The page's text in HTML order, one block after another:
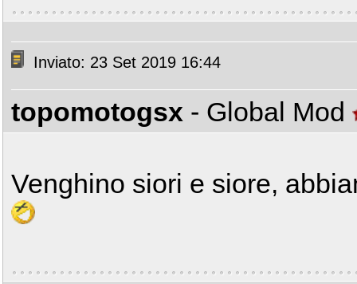
Inviato: 23 Set 2019 16:44
topomotogsx - Global Mod
Venghino siori e siore,